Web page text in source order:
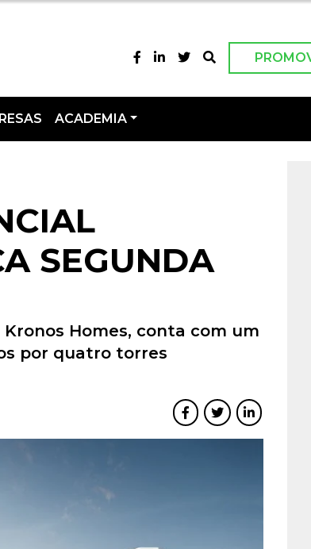
ACADEMIA
SEGUNDA
Homes, conta com um
por quatro torres